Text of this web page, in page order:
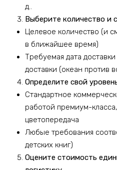
д..
Выберите количество и
Целевое количество (и
в ближайшее время)
Требуемая дата
доставки (океан против
Определите свой
Стандартное
работой премиум-
цветопередача
Любые требования
детских книг)
Оцените стоимость